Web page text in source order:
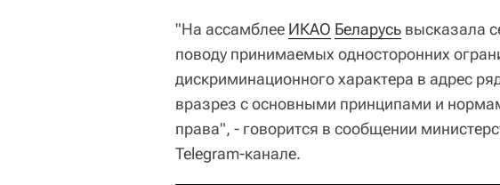
"На ассамблее ИКАО Беларусь высказала
поводу принимаемых односторонних
дискриминационного характера в адрес
вразрез с основными принципами и
права", - говорится в сообщении
Telegram-канале.